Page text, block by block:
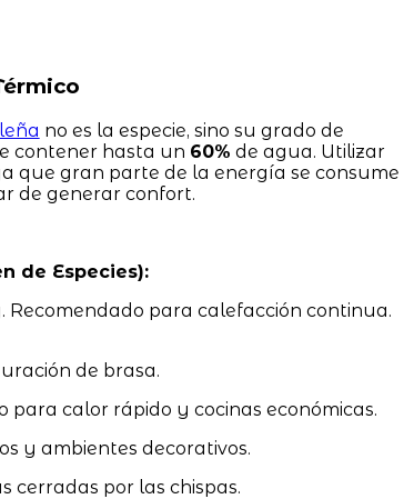
leña no es la especie, sino su grado de
contener hasta un 60% de agua. Utilizar
que gran parte de la energía se consume
de generar confort.
de Especies):
Recomendado para calefacción continua.
de brasa.
para calor rápido y cocinas económicas.
y ambientes decorativos.
cerradas por las chispas.